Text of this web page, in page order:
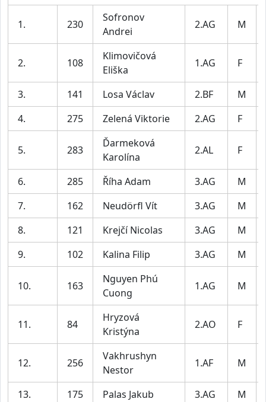
1. 230
Sofronov
Andrei
2.AG M
2. 108
Klimovičová
Eliška
1.AG F
3. 141 Losa Václav 2.BF
M
4.
275 Zelená Viktorie 2.AG F
5. 283
Ďarmeková
Karolína
2.AL F
6. 285 Říha Adam 3.AG
M
7.
162 Neudörfl Vít 3.AG
M
8.
121 Krejčí Nicolas 3.AG
M
9.
102 Kalina Filip 3.AG M
10. 163
Nguyen Phú
Cuong
1.AG M
11. 84
Hryzová
Kristýna
2.AO F
12. 256
Vakhrushyn
Nestor
1.AF M
13. 175 Palas Jakub 3.AG M